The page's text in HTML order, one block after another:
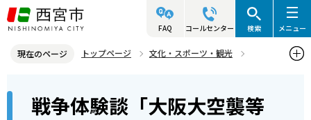
こ
の
ジ
FAQ コールセンター 検索 メニュー
現在のページ トップページ
文化・スポーツ・観光
空襲・被爆体験
戦争体験談「大阪大空襲等について」
戦争体験談「大阪大空襲等